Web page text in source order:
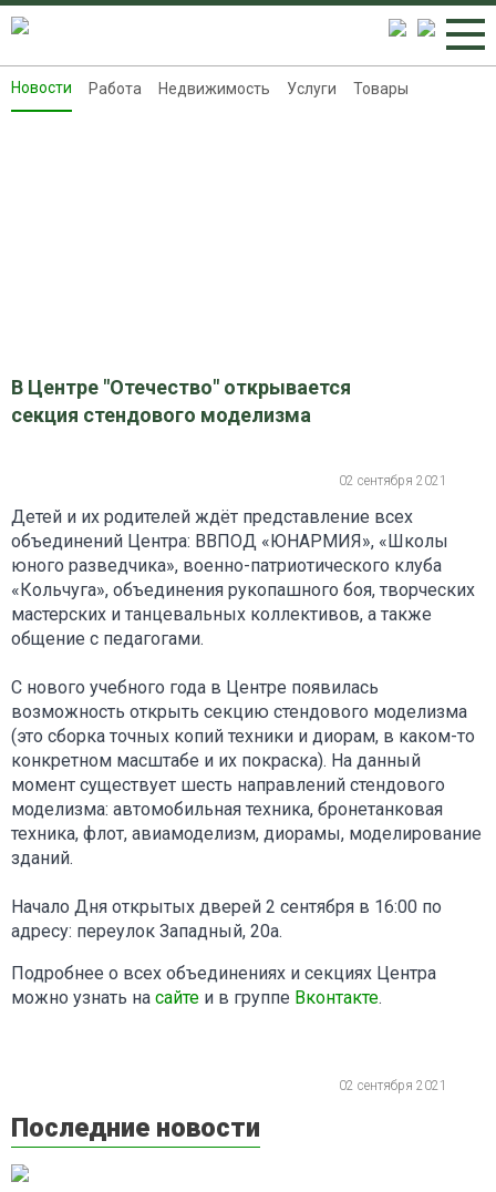
Новости
Новости Работа Недвижимость Услуги Товары
В Центре "Отечество" открывается
секция стендового моделизма
02 сентября 2021
Детей и их родителей ждёт представление всех
объединений Центра: ВВПОД «ЮНАРМИЯ», «Школы
юного разведчика», военно-патриотического клуба
«Кольчуга», объединения рукопашного боя, творческих
мастерских и танцевальных коллективов, а также
общение с педагогами.
С нового учебного года в Центре появилась
возможность открыть секцию стендового моделизма
(это сборка точных копий техники и диорам, в каком-то
конкретном масштабе и их покраска). На данный
момент существует шесть направлений стендового
моделизма: автомобильная техника, бронетанковая
техника, флот, авиамоделизм, диорамы, моделирование
зданий.
Начало Дня открытых дверей 2 сентября в 16:00 по
адресу: переулок Западный, 20а.
Подробнее о всех объединениях и секциях Центра
можно узнать на сайте и в группе Вконтакте.
02 сентября 2021
Последние новости